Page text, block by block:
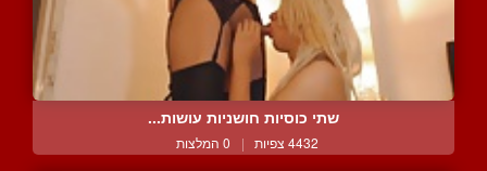
שתי כוסיות חושניות עושות...
4432 צפיות | 0 המלצות